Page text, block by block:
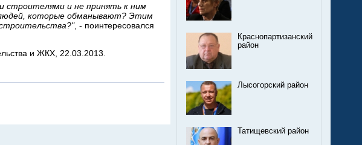
строителями и не принять к ним
людей, которые обманывают? Этим
, - поинтересовался
и ЖКХ, 22.03.2013.
Краснопартизанский
район
Лысогорский район
Татищевский район